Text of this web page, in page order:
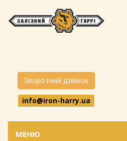
Зворотний дзвінок
info@iron-harry.ua
МЕНЮ